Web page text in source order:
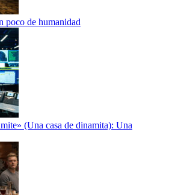
poco de humanidad
(Una casa de dinamita): Una